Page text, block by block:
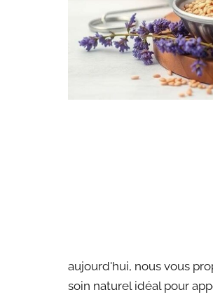
aujourd'hui, nous vous
soin naturel idéal pour